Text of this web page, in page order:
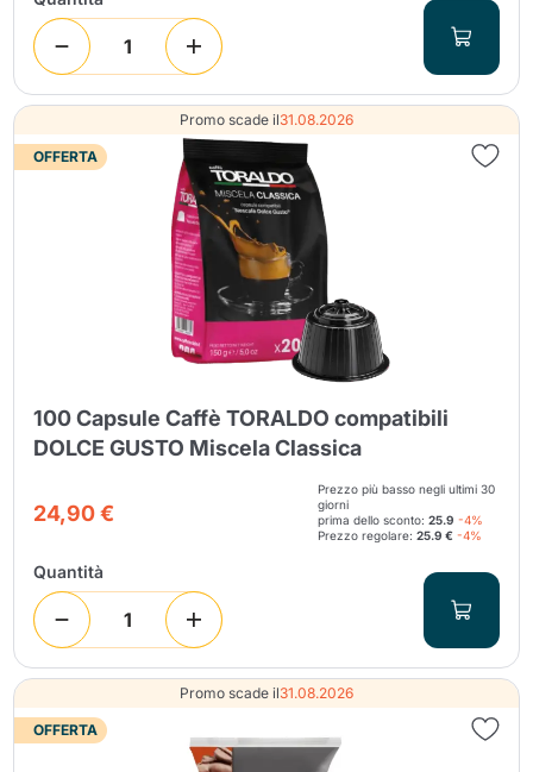
Promo scade il31.08.2026
OFFERTA
100 Capsule Caffè TORALDO compatibili
DOLCE GUSTO Miscela Classica
24,90 €
Prezzo più basso negli ultimi 30
giorni
prima dello sconto: 25.9 -4%
Prezzo regolare: 25.9 € -4%
Quantità
Promo scade il31.08.2026
OFFERTA